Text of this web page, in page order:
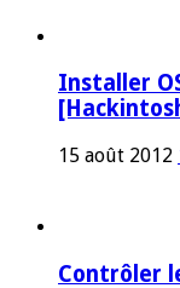
Installer
15 août 2012
Contrôler